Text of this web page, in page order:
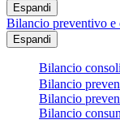
Espandi
Bilancio preventivo e
Espandi
Bilancio
Bilancio
Bilancio
Bilancio